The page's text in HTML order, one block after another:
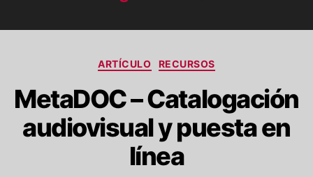
Categorías
ARTÍCULO RECURSOS
MetaDOC – Catalogación
audiovisual y puesta en
línea